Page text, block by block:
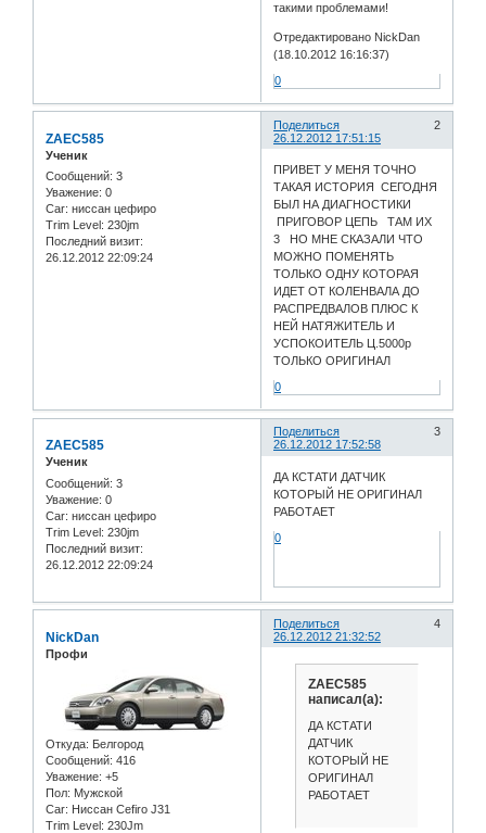
такими проблемами!
Отредактировано NickDan
(18.10.2012 16:16:37)
0
Поделиться
2
26.12.2012 17:51:15
ZAEC585
Ученик
Сообщений: 3
Уважение: 0
Car: ниссан цефиро
Trim Level: 230jm
Последний визит:
26.12.2012 22:09:24
ПРИВЕТ У МЕНЯ ТОЧНО
ТАКАЯ ИСТОРИЯ СЕГОДНЯ
БЫЛ НА ДИАГНОСТИКИ
ПРИГОВОР ЦЕПЬ ТАМ ИХ
3 НО МНЕ СКАЗАЛИ ЧТО
МОЖНО ПОМЕНЯТЬ
ТОЛЬКО ОДНУ КОТОРАЯ
ИДЕТ ОТ КОЛЕНВАЛА ДО
РАСПРЕДВАЛОВ ПЛЮС К
НЕЙ НАТЯЖИТЕЛЬ И
УСПОКОИТЕЛЬ Ц.5000р
ТОЛЬКО ОРИГИНАЛ
0
Поделиться
3
26.12.2012 17:52:58
ZAEC585
Ученик
Сообщений: 3
Уважение: 0
Car: ниссан цефиро
Trim Level: 230jm
Последний визит:
26.12.2012 22:09:24
ДА КСТАТИ ДАТЧИК
КОТОРЫЙ НЕ ОРИГИНАЛ
РАБОТАЕТ
0
Поделиться
4
26.12.2012 21:32:52
NickDan
Профи
Откуда: Белгород
Сообщений: 416
Уважение: +5
Пол: Мужской
Car: Ниссан Cefiro J31
Trim Level: 230Jm
ZAEC585
написал(а):
ДА КСТАТИ
ДАТЧИК
КОТОРЫЙ НЕ
ОРИГИНАЛ
РАБОТАЕТ